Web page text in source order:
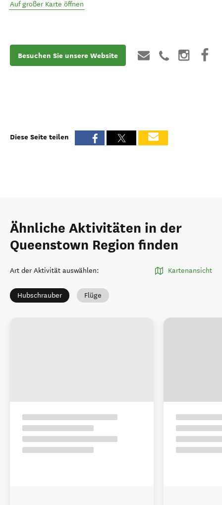
Auf großer Karte öffnen
Besuchen Sie unsere Website
Diese Seite teilen
Ähnliche Aktivitäten in der
Queenstown Region finden
Art der Aktivität auswählen: Kartenansicht
Hubschrauber Flüge